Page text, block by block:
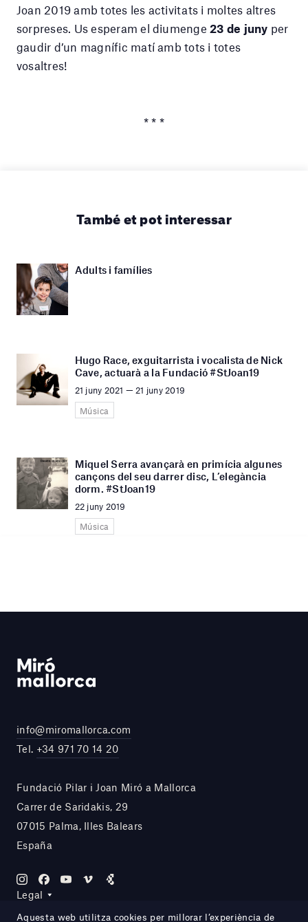
Joan 2019 amb totes les activitats i moltes altres
sorpreses. Us esperam el diumenge23 de juny per
gaudir d’un magnífic matí amb tots i totes
vosaltres!
* * *
També et pot interessar
Adults i famílies
Hugo Race, exguitarrista i vocalista de Nick
Cave, actuarà a la Fundació #StJoan19
21 juny 2021 — 21 juny 2019
Música
Miquel Serra avançarà en primícia algunes
cançons del seu darrer disc, L’elegància
dorm. #StJoan19
22 juny 2019
Música
info@miromallorca.com
Tel. +34 971 70 14 20
Fundació Pilar i Joan Miró a Mallorca
Carrer de Saridakis, 29
07015 Palma, Illes Balears
España
Legal
Aquesta web utilitza cookies per millorar l’experiència de